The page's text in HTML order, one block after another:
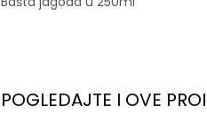
POGLEDAJTE I OVE